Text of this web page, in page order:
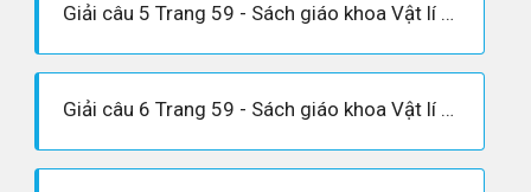
Giải câu 5 Trang 59 - Sách giáo khoa Vật lí 12
Giải câu 6 Trang 59 - Sách giáo khoa Vật lí 12